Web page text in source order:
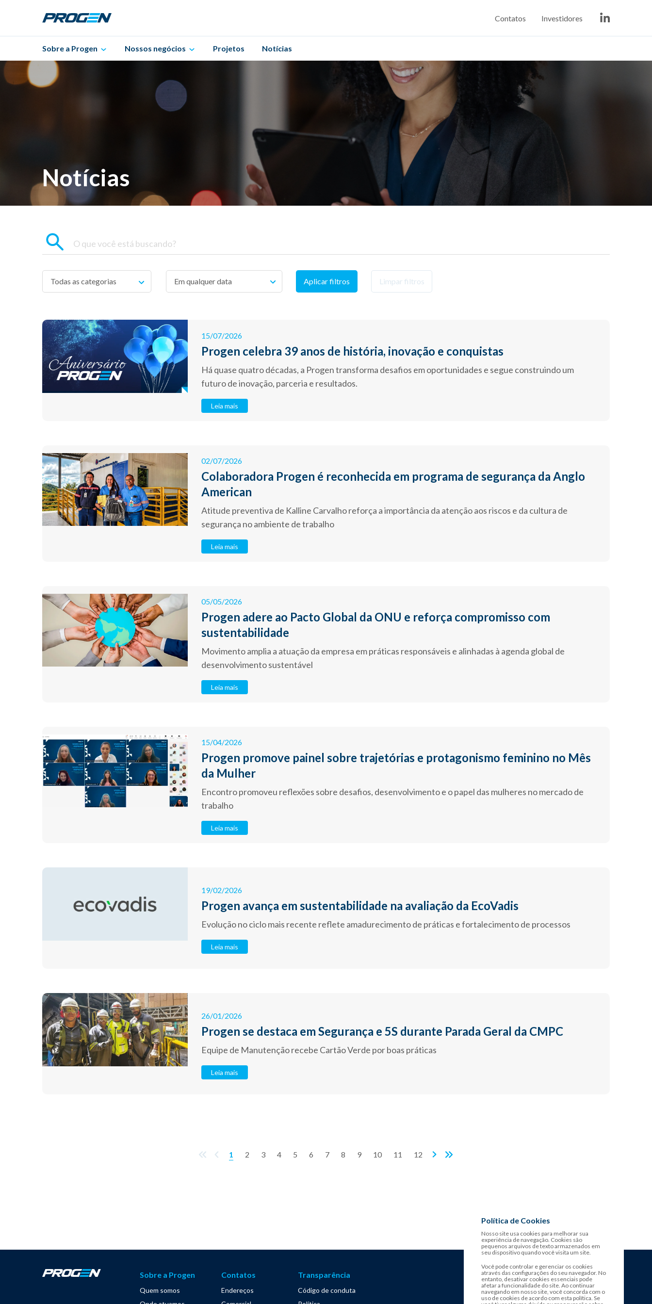
Contatos Investidores
Sobre a Progen Nossos negócios Projetos Notícias
Notícias
Todas as categorias Limpar filtros
15/07/2026
Progen celebra 39 anos de história, inovação e conquistas
Há quase quatro décadas, a Progen transforma desafios em oportunidades e segue construindo um
futuro de inovação, parceria e resultados.
Leia mais
02/07/2026
Colaboradora Progen é reconhecida em programa de segurança da Anglo
American
Atitude preventiva de Kalline Carvalho reforça a importância da atenção aos riscos e da cultura de
segurança no ambiente de trabalho
Leia mais
05/05/2026
Progen adere ao Pacto Global da ONU e reforça compromisso com
sustentabilidade
Movimento amplia a atuação da empresa em práticas responsáveis e alinhadas à agenda global de
desenvolvimento sustentável
Leia mais
15/04/2026
Progen promove painel sobre trajetórias e protagonismo feminino no Mês
da Mulher
Encontro promoveu reflexões sobre desafios, desenvolvimento e o papel das mulheres no mercado de
trabalho
Leia mais
19/02/2026
Progen avança em sustentabilidade na avaliação da EcoVadis
Evolução no ciclo mais recente reflete amadurecimento de práticas e fortalecimento de processos
Leia mais
26/01/2026
Progen se destaca em Segurança e 5S durante Parada Geral da CMPC
Equipe de Manutenção recebe Cartão Verde por boas práticas
Leia mais
1 2 3 4 5 6 7 8 9 10 11 12 >
Sobre a Progen
Quem somos
Contatos
Endereços
Transparência
Código de conduta
Política de Cookies
Nosso site usa cookies para melhorar sua
experiência de navegação. Cookies são
pequenos arquivos de texto armazenados em
seu dispositivo quando você visita um site.
Você pode controlar e gerenciar os cookies
através das configurações do seu navegador. No
entanto, desativar cookies essenciais pode
afetar a funcionalidade do site. Ao continuar
navegando em nosso site, você concorda com o
uso de cookies de acordo com esta política. Se